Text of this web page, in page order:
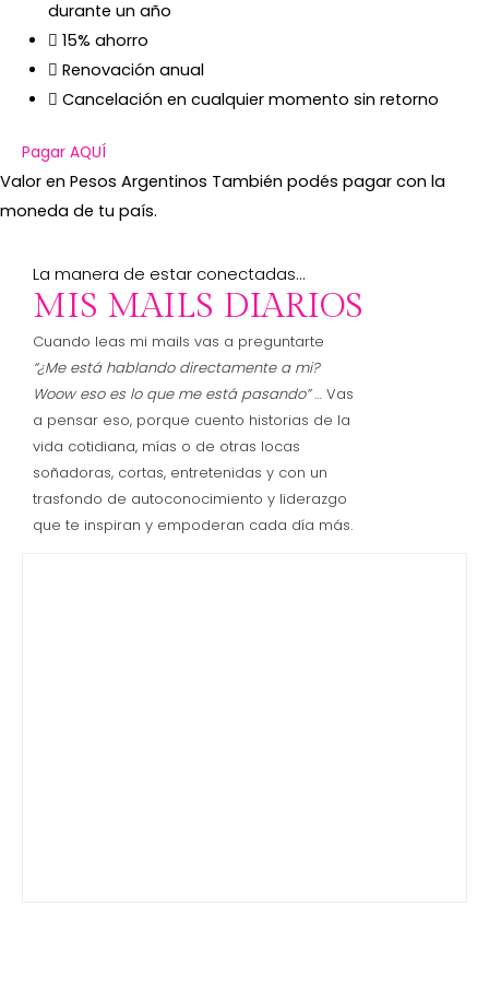
durante un año
15% ahorro
Renovación anual
Cancelación en cualquier momento sin retorno
Pagar AQUÍ
Valor en Pesos Argentinos También podés pagar con la
moneda de tu país.
La manera de estar conectadas…
MIS MAILS DIARIOS
Cuando leas mi mails vas a preguntarte
“¿Me está hablando directamente a mi?
Woow eso es lo que me está pasando”… Vas
a pensar eso, porque cuento historias de la
vida cotidiana, mías o de otras locas
soñadoras, cortas, entretenidas y con un
trasfondo de autoconocimiento y liderazgo
que te inspiran y empoderan cada día más.